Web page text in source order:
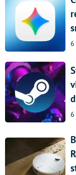
6
6